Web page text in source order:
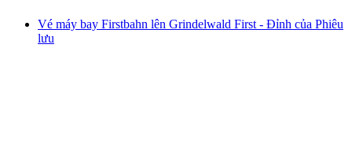
Vé máy bay Firstbahn lên Grindelwald First - Đỉnh của Phiêu
lưu